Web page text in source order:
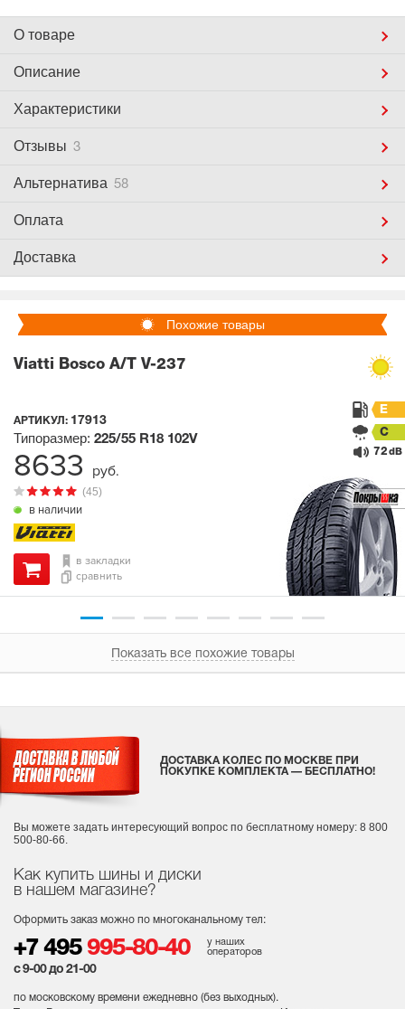
О товаре
Описание
Характеристики
Отзывы 3
Альтернатива 58
Оплата
Доставка
Похожие товары
Viatti Bosco A/T V-237
АРТИКУЛ: 17913
в наличии
(45)
Типоразмер: 225/55 R18 102V
E
C
72 dB
в закладки
сравнить
8633 руб.
Показать все похожие товары
Как купить шины и диски
в нашем магазине?
Оформить заказ можно по многоканальному тел:
+7 495 995-80-40
у наших
операторов
с 9-00 до 21-00
по московскому времени ежедневно (без выходных).
ДОСТАВКА КОЛЕС ПО МОСКВЕ ПРИ
ПОКУПКЕ КОМПЛЕКТА — БЕСПЛАТНО!
Вы можете задать интересующий вопрос по бесплатному номеру: 8 800
500-80-66.